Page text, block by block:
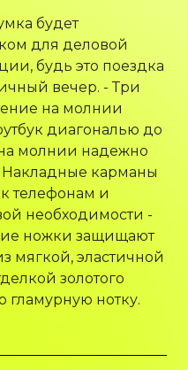
будет
для деловой
будь это поездка
вечер. - Три
на молнии
диагональю до
молнии надежно
карманы
телефонам и
необходимости -
ножки защищают
мягкой, эластичной
золотого
гламурную нотку.